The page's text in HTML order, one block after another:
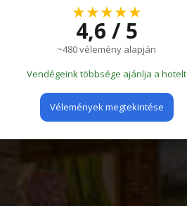
★★★★★
4,6 / 5
~480 vélemény alapján
Vendégeink többsége ajánlja a hotelt
Vélemények megtekintése